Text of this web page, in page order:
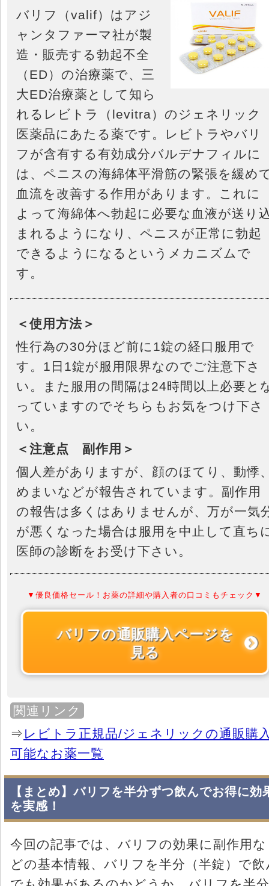
バリフ（valif）はアジ
ャンタファーマ社が製
造・販売する勃起不全
（ED）の治療薬で、三
大ED治療薬として知ら
れるレビトラ（levitra）のジェネリック
医薬品にあたる薬です。レビトラやバリ
フが含有する有効成分バルデナフィルに
は、ペニスの海綿体平滑筋の緊張を緩め
血流を改善する作用があります。これに
よって海綿体へ勃起に必要な血液が送り
まれるようになり、ペニスが正常に勃起
できるようになるというメカニズムで
す。
＜使用方法＞
性行為の30分ほど前に1錠の経口服用で
す。1日1錠が服用限界なのでご注意下さ
い。また服用の間隔は24時間以上必要と
っていますのでそちらもお気をつけ下さ
い。
＜注意点 副作用＞
個人差がありますが、顔のほてり、動悸
めまいなどが報告されています。副作用
の報告は多くはありませんが、万が一気
が悪くなった場合は服用を中止して直ち
医師の診断をお受け下さい。
▼優良価格セール！お薬の詳細や購入者の口コミもチェック▼
バリフの通販購入ページを
見る
関連リンク
⇒ レビトラ正規品/ジェネリックの通販購
可能なお薬一覧
【まとめ】バリフを半分ずつ飲んでお得に効
を実感！
今回の記事では、バリフの効果に副作用な
どの基本情報、バリフを半分（半錠）で飲